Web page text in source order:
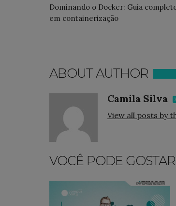
Dominando o Docker: Guia
em containerização
ABOUT AUTHOR
Camila Silva
View all posts by
VOCÊ PODE